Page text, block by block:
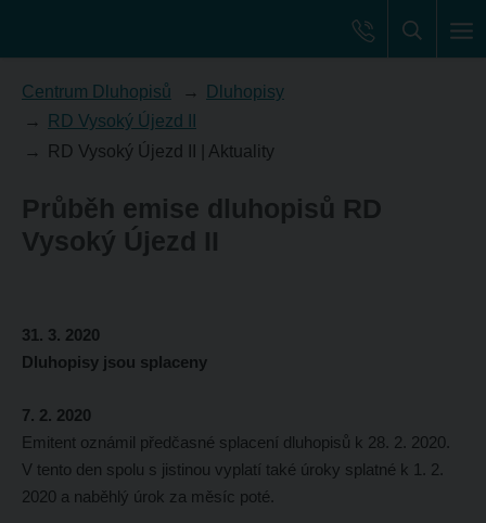
Centrum Dluhopisů
Dluhopisy
RD Vysoký Újezd II
RD Vysoký Újezd II | Aktuality
Průběh emise dluhopisů RD
Vysoký Újezd II
31. 3. 2020
Dluhopisy jsou splaceny
7. 2. 2020
Emitent oznámil předčasné splacení dluhopisů k 28. 2. 2020.
V tento den spolu s jistinou vyplatí také úroky splatné k 1. 2.
2020 a naběhlý úrok za měsíc poté.